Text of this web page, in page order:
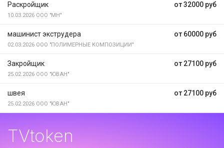
от 32000 руб
Раскройщик
10.03.2026 ООО "МН"
от 60000 руб
машинист экструдера
02.03.2026 ООО "ПОЛИМЕРНЫЕ КОМПОЗИЦИИ"
от 27100 руб
Закройщик
25.02.2026 ООО "ЮВАН"
от 27100 руб
швея
25.02.2026 ООО "ЮВАН"
TVtoken